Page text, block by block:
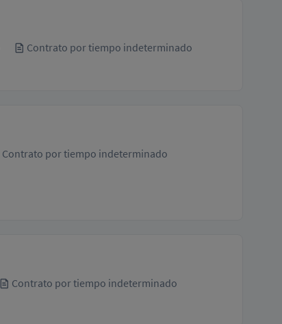
Contrato por tiempo indeterminado
Contrato por tiempo indeterminado
Contrato por tiempo indeterminado